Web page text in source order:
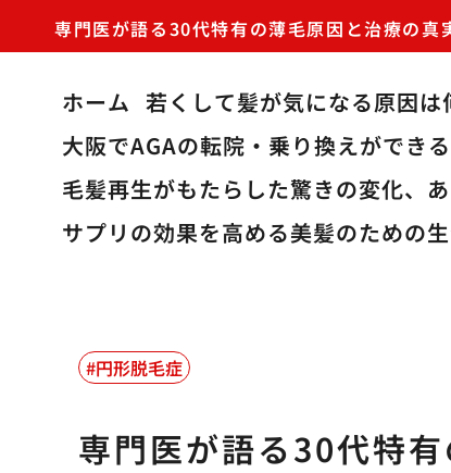
専門医が語る30代特有の薄毛原因と治療の真
ホーム 若くして髪が気になる原因は
大阪でAGAの転院・乗り換えができ
毛髪再生がもたらした驚きの変化、
サプリの効果を高める美髪のための
円形脱毛症
専門医が語る30代特